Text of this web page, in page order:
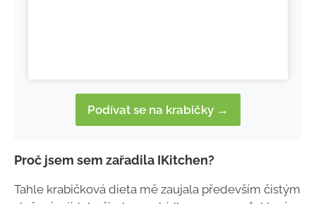
Podívat se na krabičky →
Proč jsem sem zařadila IKitchen?
Tahle krabičková dieta mě zaujala především čistým